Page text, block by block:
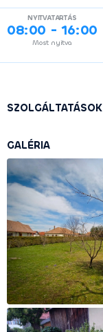
NYITVATARTÁS
08:00 - 16:00
Most nyitva
SZOLGÁLTATÁSOK
GALÉRIA